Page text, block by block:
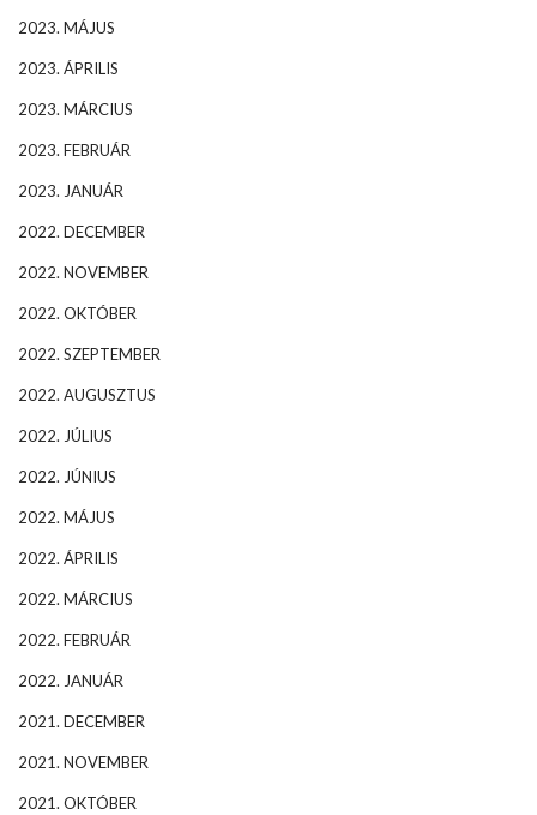
2023. MÁJUS
2023. ÁPRILIS
2023. MÁRCIUS
2023. FEBRUÁR
2023. JANUÁR
2022. DECEMBER
2022. NOVEMBER
2022. OKTÓBER
2022. SZEPTEMBER
2022. AUGUSZTUS
2022. JÚLIUS
2022. JÚNIUS
2022. MÁJUS
2022. ÁPRILIS
2022. MÁRCIUS
2022. FEBRUÁR
2022. JANUÁR
2021. DECEMBER
2021. NOVEMBER
2021. OKTÓBER